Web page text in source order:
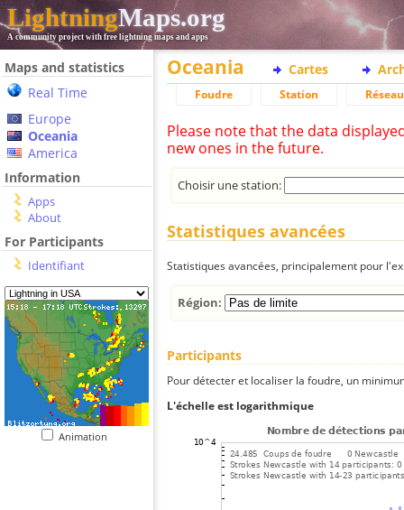
LightningMaps.org
A community project with free lightning maps and apps
Maps and statistics
Real Time
Europe
Oceania
America
Information
Apps
About
For Participants
Identifiant
Animation
Oceania Cartes
Foudre Station Réseau
Please note that the data
new ones in the future.
Choisir une station:
Statistiques avancées
Statistiques avancées, principalement pour
Région:
Participants
Pour détecter et localiser la foudre, un
L'échelle est logarithmique